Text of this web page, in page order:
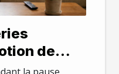
de
actifs